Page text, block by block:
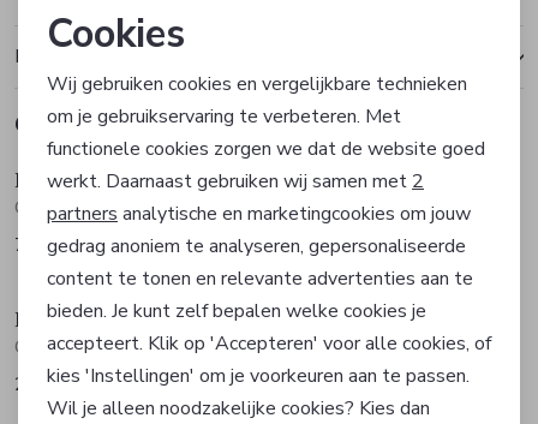
Ruilen en retourneren
Gerelateerde producten
Sale
Hugo Boss
Overhemd
71,97 119,95
Hugo Boss
Overhemd
83,97 139,95
Sale
Hugo Boss
Overshirt
209,40 349,00
Hugo Boss
Overhemd
83,97 139,95
Personalisatie cookies
Analytische cookies
Marketing cookies
Cookies
Wij gebruiken cookies en vergelijkbare technieken
om je gebruikservaring te verbeteren. Met
functionele cookies zorgen we dat de website goed
werkt. Daarnaast gebruiken wij samen met 2
partners analytische en marketingcookies om jouw
gedrag anoniem te analyseren, gepersonaliseerde
content te tonen en relevante advertenties aan te
bieden. Je kunt zelf bepalen welke cookies je
accepteert. Klik op 'Accepteren' voor alle cookies, of
kies 'Instellingen' om je voorkeuren aan te passen.
Wil je alleen noodzakelijke cookies? Kies dan